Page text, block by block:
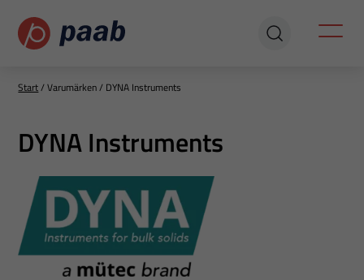
Start/Varumärken/ DYNA Instruments
DYNA Instruments